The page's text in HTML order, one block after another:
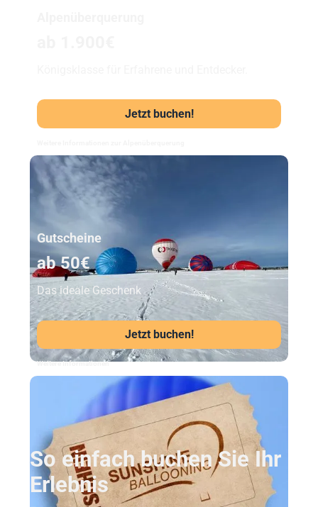
Jetzt buchen!
Unser Beststeller
Gutscheine
ab 50€
Das ideale Geschenk
Jetzt buchen!
Weitere Informationen
So einfach buchen Sie Ihr
Erlebnis